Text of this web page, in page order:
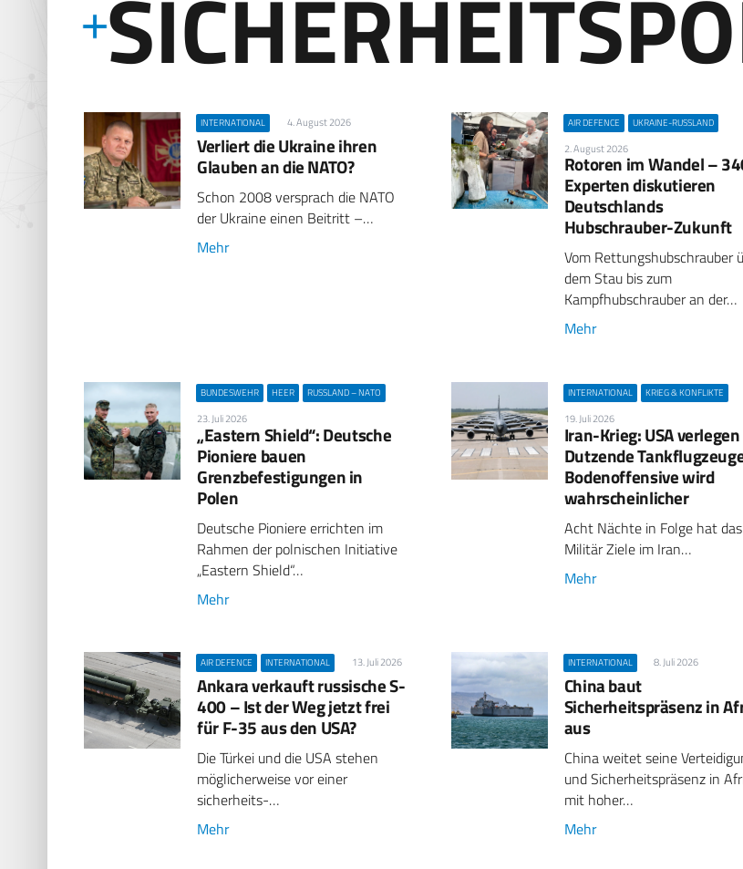
INTERNATIONAL 4. August 2026
Verliert die Ukraine ihren
Glauben an die NATO?
Schon 2008 versprach die NATO
der Ukraine einen Beitritt –…
Mehr
AIR DEFENCE UKRAINE-RUSSLAND
2. August 2026
Rotoren im Wandel –
Experten diskutieren
Deutschlands
Hubschrauber-Zukunft
Vom Rettungshubschrauber
dem Stau bis zum
Kampfhubschrauber an der…
Mehr
BUNDESWEHR HEER RUSSLAND – NATO
23. Juli 2026
„Eastern Shield“: Deutsche
Pioniere bauen
Grenzbefestigungen in
Polen
Deutsche Pioniere errichten im
Rahmen der polnischen Initiative
„Eastern Shield“…
Mehr
INTERNATIONAL KRIEG & KONFLIKTE
19. Juli 2026
Iran-Krieg: USA verlegen
Dutzende
Bodenoffensive wird
wahrscheinlicher
Acht Nächte in Folge hat
Militär Ziele im Iran…
Mehr
AIR DEFENCE INTERNATIONAL 13. Juli 2026
Ankara verkauft russische S-
400 – Ist der Weg jetzt frei
für F-35 aus den USA?
Die Türkei und die USA stehen
möglicherweise vor einer
sicherheits-…
Mehr
INTERNATIONAL 8. Juli 2026
China baut
Sicherheitspräsenz in
aus
China weitet seine
und Sicherheitspräsenz in
mit hoher…
Mehr